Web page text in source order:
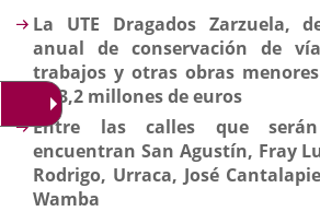
Descripción
La UTE Dragados Zarzuela,
anual de conservación de
trabajos y otras obras
de 3,2 millones de euros
Entre las calles que serán
encuentran San Agustín, Fray
Rodrigo, Urraca, José
Wamba